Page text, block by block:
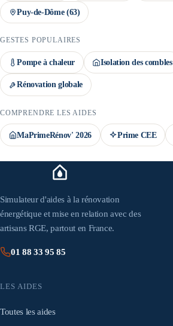
Puy-de-Dôme(63)
GESTES POPULAIRES
Pompe à chaleur Isolation des combles
Rénovation globale
COMPRENDRE LES AIDES
MaPrimeRénov' 2026 Prime CEE
Simulateur d'aides à la rénovation
énergétique et mise en relation avec des
artisans RGE, partout en France.
01 88 33 95 85
LES AIDES
Toutes les aides